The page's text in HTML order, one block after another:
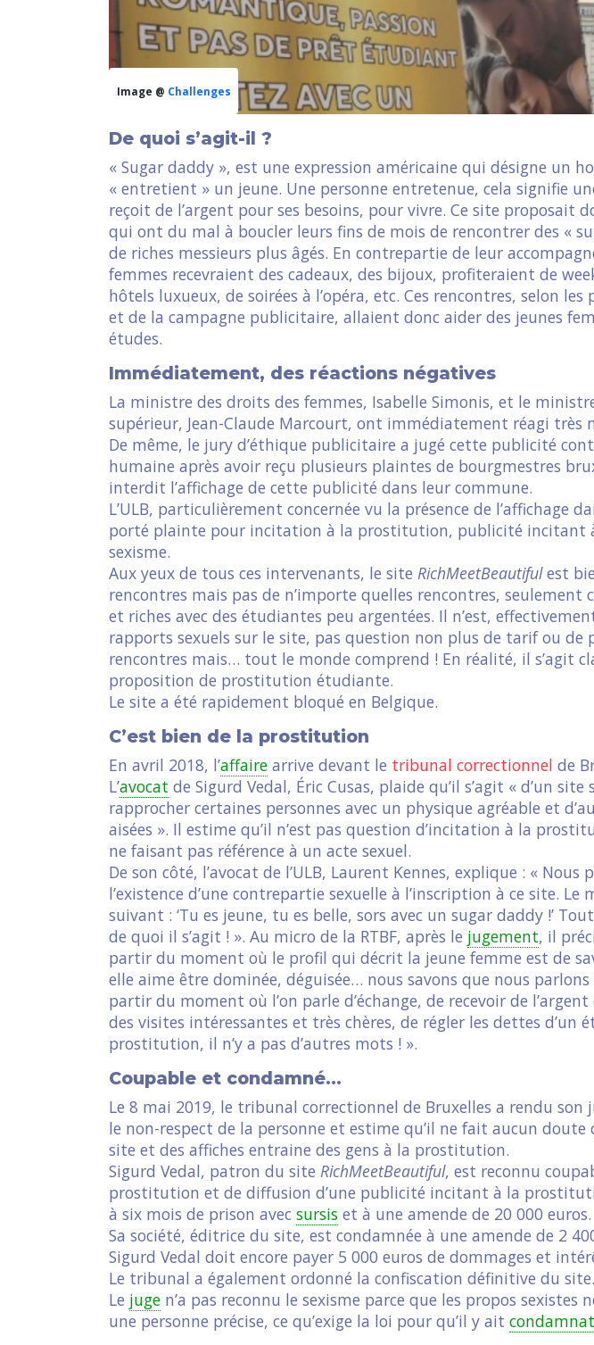
Image @ Challenges
De quoi s’agit-il ?
« Sugar daddy », est une expression américaine qui désigne un
« entretient » un jeune. Une personne entretenue, cela signifie
reçoit de l’argent pour ses besoins, pour vivre. Ce site proposait
qui ont du mal à boucler leurs fins de mois de rencontrer des «
de riches messieurs plus âgés. En contrepartie de leur
femmes recevraient des cadeaux, des bijoux, profiteraient de
hôtels luxueux, de soirées à l’opéra, etc. Ces rencontres, selon
et de la campagne publicitaire, allaient donc aider des jeunes
études.
Immédiatement, des réactions négatives
La ministre des droits des femmes, Isabelle Simonis, et le
supérieur, Jean-Claude Marcourt, ont immédiatement réagi très
De même, le jury d’éthique publicitaire a jugé cette publicité
humaine après avoir reçu plusieurs plaintes de bourgmestres
interdit l’affichage de cette publicité dans leur commune.
L’ULB, particulièrement concernée vu la présence de l’affichage
porté plainte pour incitation à la prostitution, publicité incitant
sexisme.
Aux yeux de tous ces intervenants, le site RichMeetBeautifulest
rencontres mais pas de n’importe quelles rencontres, seulement
et riches avec des étudiantes peu argentées. Il n’est,
rapports sexuels sur le site, pas question non plus de tarif ou de
rencontres mais… tout le monde comprend ! En réalité, il s’agit
proposition de prostitution étudiante.
Le site a été rapidement bloqué en Belgique.
C’est bien de la prostitution
En avril 2018, l’affaire arrive devant le tribunal correctionnel de
L’avocat de Sigurd Vedal, Éric Cusas, plaide qu’il s’agit « d’un site
rapprocher certaines personnes avec un physique agréable et
aisées ». Il estime qu’il n’est pas question d’incitation à la
ne faisant pas référence à un acte sexuel.
De son côté, l’avocat de l’ULB, Laurent Kennes, explique : « Nous
l’existence d’une contrepartie sexuelle à l’inscription à ce site. Le
suivant : ‘Tu es jeune, tu es belle, sors avec un sugar daddy !’
de quoi il s’agit ! ». Au micro de la RTBF, après le jugement, il
partir du moment où le profil qui décrit la jeune femme est de
elle aime être dominée, déguisée… nous savons que nous
partir du moment où l’on parle d’échange, de recevoir de
des visites intéressantes et très chères, de régler les dettes d’un
prostitution, il n’y a pas d’autres mots ! ».
Coupable et condamné…
Le 8 mai 2019, le tribunal correctionnel de Bruxelles a rendu son
le non-respect de la personne et estime qu’il ne fait aucun doute
site et des affiches entraine des gens à la prostitution.
Sigurd Vedal, patron du site RichMeetBeautiful, est reconnu
prostitution et de diffusion d’une publicité incitant à la
à six mois de prison avec sursis et à une amende de 20 000 euros.
Sa société, éditrice du site, est condamnée à une amende de 2
Sigurd Vedal doit encore payer 5 000 euros de dommages et
Le tribunal a également ordonné la confiscation définitive du site.
Le juge n’a pas reconnu le sexisme parce que les propos sexistes
une personne précise, ce qu’exige la loi pour qu’il y ait